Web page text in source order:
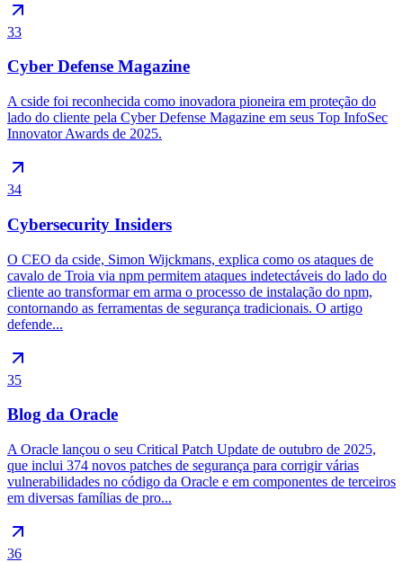
33
Cyber Defense Magazine
A cside foi reconhecida como inovadora pioneira em proteção do
lado do cliente pela Cyber Defense Magazine em seus Top InfoSec
Innovator Awards de 2025.
34
Cybersecurity Insiders
O CEO da cside, Simon Wijckmans, explica como os ataques de
cavalo de Troia via npm permitem ataques indetectáveis do lado do
cliente ao transformar em arma o processo de instalação do npm,
contornando as ferramentas de segurança tradicionais. O artigo
defende...
35
Blog da Oracle
A Oracle lançou o seu Critical Patch Update de outubro de 2025,
que inclui 374 novos patches de segurança para corrigir várias
vulnerabilidades no código da Oracle e em componentes de terceiros
em diversas famílias de pro...
36